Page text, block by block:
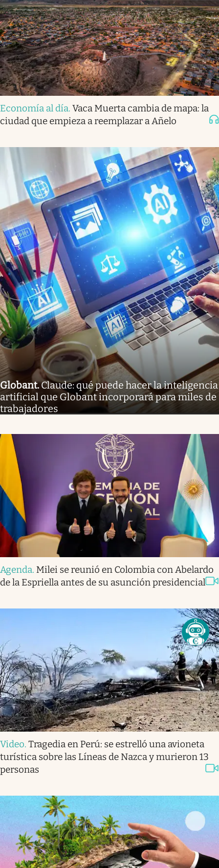
Economía al día. Vaca Muerta cambia de mapa: la
ciudad que empieza a reemplazar a Añelo
Globant.Claude: qué puede hacer la inteligencia
artificial que Globant incorporará para miles de
trabajadores
Agenda. Milei se reunió en Colombia con Abelardo
de la Espriella antes de su asunción presidencial
Video. Tragedia en Perú: se estrelló una avioneta
turística sobre las Líneas de Nazca y murieron 13
personas